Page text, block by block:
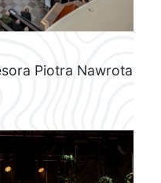
Piotra Nawrota